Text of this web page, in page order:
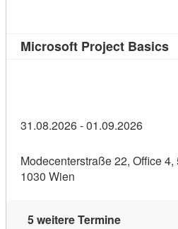
Microsoft Project Basics
31.08.2026 - 01.09.2026
Modecenterstraße 22, Office 4,
1030 Wien
5 weitere Termine